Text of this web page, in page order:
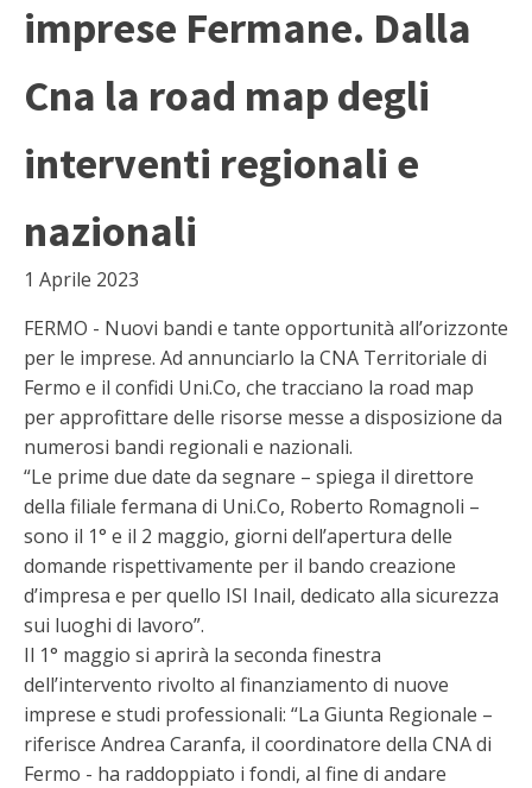
imprese Fermane. Dalla
Cna la road map degli
interventi regionali e
nazionali
1 Aprile 2023
FERMO - Nuovi bandi e tante opportunità all’orizzonte
per le imprese. Ad annunciarlo la CNA Territoriale di
Fermo e il confidi Uni.Co, che tracciano la road map
per approfittare delle risorse messe a disposizione da
numerosi bandi regionali e nazionali.
“Le prime due date da segnare – spiega il direttore
della filiale fermana di Uni.Co, Roberto Romagnoli –
sono il 1° e il 2 maggio, giorni dell’apertura delle
domande rispettivamente per il bando creazione
d’impresa e per quello ISI Inail, dedicato alla sicurezza
sui luoghi di lavoro”.
Il 1° maggio si aprirà la seconda finestra
dell’intervento rivolto al finanziamento di nuove
imprese e studi professionali: “La Giunta Regionale –
riferisce Andrea Caranfa, il coordinatore della CNA di
Fermo - ha raddoppiato i fondi, al fine di andare